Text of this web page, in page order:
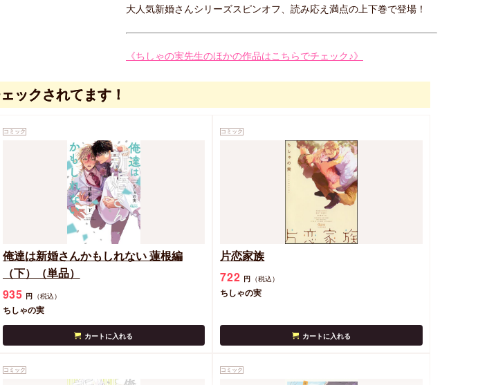
大人気新婚さんシリーズスピンオフ、読み応え満点の上下巻で登場！
《ちしゃの実先生のほかの作品はこちらでチェック♪》
ックされてます！
コミック
俺達は新婚さんかもしれない 蓮根編
（下）（単品）
935 円 （税込）
ちしゃの実
カートに入れる
コミック
片恋家族
722 円 （税込）
ちしゃの実
カートに入れる
コミック コミック